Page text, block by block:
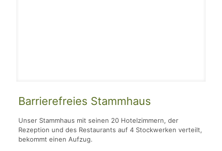
Barrierefreies Stammhaus
Unser Stammhaus mit seinen 20 Hotelzimmern, der
Rezeption und des Restaurants auf 4 Stockwerken verteilt,
bekommt einen Aufzug.